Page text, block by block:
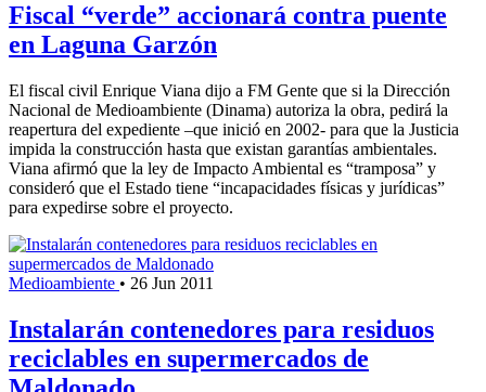
Fiscal “verde” accionará contra puente
en Laguna Garzón
El fiscal civil Enrique Viana dijo a FM Gente que si la Dirección
Nacional de Medioambiente (Dinama) autoriza la obra, pedirá la
reapertura del expediente –que inició en 2002- para que la Justicia
impida la construcción hasta que existan garantías ambientales.
Viana afirmó que la ley de Impacto Ambiental es “tramposa” y
consideró que el Estado tiene “incapacidades físicas y jurídicas”
para expedirse sobre el proyecto.
Medioambiente • 26 Jun 2011
Instalarán contenedores para residuos
reciclables en supermercados de